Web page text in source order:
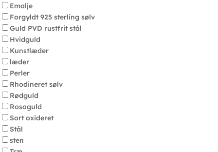
Emalje
Forgyldt 925 sterling sølv
Guld PVD rustfrit stål
Hvidguld
Kunstlæder
læder
Perler
Rhodineret sølv
Rødguld
Rosaguld
Sort oxideret
Stål
sten